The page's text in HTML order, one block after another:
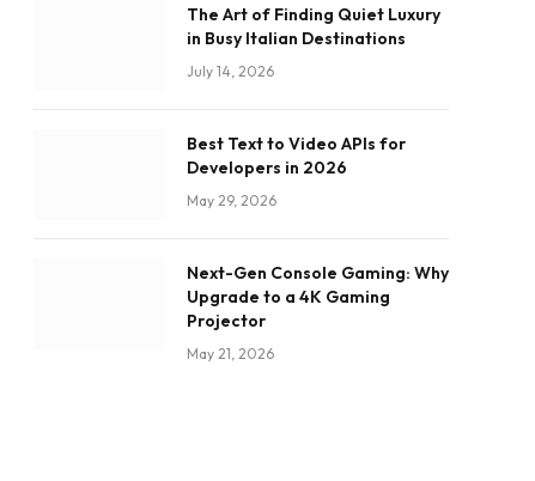
The Art of Finding Quiet Luxury
in Busy Italian Destinations
July 14, 2026
Best Text to Video APIs for
Developers in 2026
May 29, 2026
Next-Gen Console Gaming: Why
Upgrade to a 4K Gaming
Projector
May 21, 2026